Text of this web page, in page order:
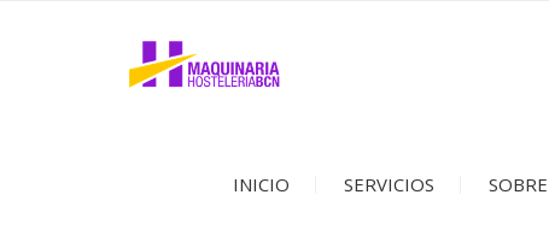
INICIO SERVICIOS